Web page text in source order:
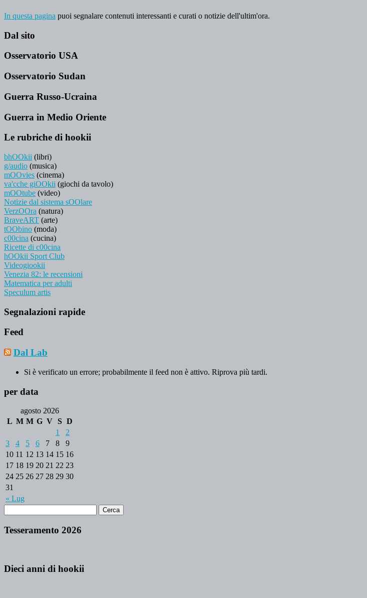
In questa pagina puoi segnalare contenuti interessanti e curati o notizie dell'ultim'ora.
Dal sito
Osservatorio USA
Osservatorio Sudan
Guerra Russo-Ucraina
Guerra in Medio Oriente
Le rubriche di hookii
bhOOkii (libri)
g/audio (musica)
mOOvies (cinema)
va'cche giOOkii (giochi da tavolo)
mOOtube (video)
Notizie dal sistema sOOlare
VerzOOra (natura)
BraveART (arte)
tOObino (moda)
c00cina (cucina)
Ricette di c00cina
hOOkii Sport Club
Videogiookii
Venezia 82: le recensioni
Matematica per adulti
Speculum artis
Segnalazioni rapide
Feed
Dal Lab
Si è verificato un errore; probabilmente il feed non è attivo. Riprova più tardi.
per data
agosto 2026
L M M G V S D
« Lug
1
2
3
4 5 6 7 8
9
10 11 12 13 14 15 16
17 18 19 20 21 22 23
24 25 26 27 28 29 30
31
Tesseramento 2026
Dieci anni di hookii